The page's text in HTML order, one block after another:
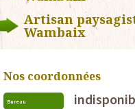
Artisan
Wambaix
Nos coordonnées
Bureau